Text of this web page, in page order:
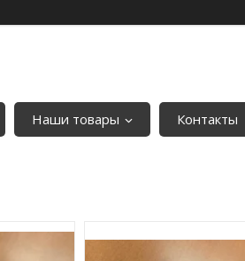
Наши товары Контакты